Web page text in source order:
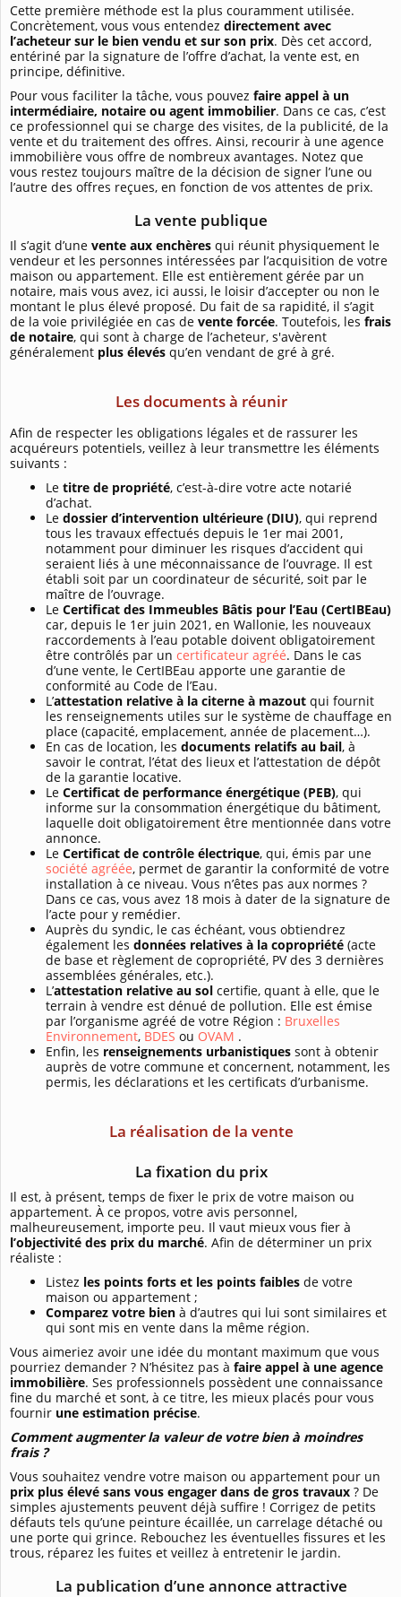
Cette première méthode est la plus couramment utilisée.
Concrètement, vous vous entendez directement avec
l’acheteur sur le bien vendu et sur son prix. Dès cet accord,
entériné par la signature de l’offre d’achat, la vente est, en
principe, définitive.
Pour vous faciliter la tâche, vous pouvez faire appel à un
intermédiaire, notaire ou agent immobilier. Dans ce cas, c’est
ce professionnel qui se charge des visites, de la publicité, de la
vente et du traitement des offres. Ainsi, recourir à une agence
immobilière vous offre de nombreux avantages. Notez que
vous restez toujours maître de la décision de signer l’une ou
l’autre des offres reçues, en fonction de vos attentes de prix.
La vente publique
Il s’agit d’une vente aux enchères qui réunit physiquement le
vendeur et les personnes intéressées par l’acquisition de votre
maison ou appartement. Elle est entièrement gérée par un
notaire, mais vous avez, ici aussi, le loisir d’accepter ou non le
montant le plus élevé proposé. Du fait de sa rapidité, il s’agit
de la voie privilégiée en cas de vente forcée. Toutefois, les frais
de notaire, qui sont à charge de l’acheteur, s'avèrent
généralement plus élevés qu’en vendant de gré à gré.
Les documents à réunir
Afin de respecter les obligations légales et de rassurer les
acquéreurs potentiels, veillez à leur transmettre les éléments
suivants :
Le titre de propriété, c’est-à-dire votre acte notarié
d’achat.
Le dossier d’intervention ultérieure (DIU), qui reprend
tous les travaux effectués depuis le 1er mai 2001,
notamment pour diminuer les risques d’accident qui
seraient liés à une méconnaissance de l’ouvrage. Il est
établi soit par un coordinateur de sécurité, soit par le
maître de l’ouvrage.
Le Certificat des Immeubles Bâtis pour l’Eau (CertIBEau)
car, depuis le 1er juin 2021, en Wallonie, les nouveaux
raccordements à l’eau potable doivent obligatoirement
être contrôlés par un certificateur agréé. Dans le cas
d’une vente, le CertIBEau apporte une garantie de
conformité au Code de l’Eau.
L’attestation relative à la citerne à mazout qui fournit
les renseignements utiles sur le système de chauffage en
place (capacité, emplacement, année de placement…).
En cas de location, les documents relatifs au bail, à
savoir le contrat, l’état des lieux et l’attestation de dépôt
de la garantie locative.
Le Certificat de performance énergétique (PEB), qui
informe sur la consommation énergétique du bâtiment,
laquelle doit obligatoirement être mentionnée dans votre
annonce.
Le Certificat de contrôle électrique, qui, émis par une
société agréée, permet de garantir la conformité de votre
installation à ce niveau. Vous n’êtes pas aux normes ?
Dans ce cas, vous avez 18 mois à dater de la signature de
l’acte pour y remédier.
Auprès du syndic, le cas échéant, vous obtiendrez
également les données relatives à la copropriété (acte
de base et règlement de copropriété, PV des 3 dernières
assemblées générales, etc.).
L’attestation relative au sol certifie, quant à elle, que le
terrain à vendre est dénué de pollution. Elle est émise
par l’organisme agréé de votre Région : Bruxelles
Environnement, BDES ou OVAM .
Enfin, les renseignements urbanistiques sont à obtenir
auprès de votre commune et concernent, notamment, les
permis, les déclarations et les certificats d’urbanisme.
La réalisation de la vente
La fixation du prix
Il est, à présent, temps de fixer le prix de votre maison ou
appartement. À ce propos, votre avis personnel,
malheureusement, importe peu. Il vaut mieux vous fier à
l’objectivité des prix du marché. Afin de déterminer un prix
réaliste :
Listez les points forts et les points faibles de votre
maison ou appartement ;
Comparez votre bien à d’autres qui lui sont similaires et
qui sont mis en vente dans la même région.
Vous aimeriez avoir une idée du montant maximum que vous
pourriez demander ? N’hésitez pas à faire appel à une agence
immobilière. Ses professionnels possèdent une connaissance
fine du marché et sont, à ce titre, les mieux placés pour vous
fournir une estimation précise.
Comment augmenter la valeur de votre bien à moindres
frais ?
Vous souhaitez vendre votre maison ou appartement pour un
prix plus élevé sans vous engager dans de gros travaux ? De
simples ajustements peuvent déjà suffire ! Corrigez de petits
défauts tels qu’une peinture écaillée, un carrelage détaché ou
une porte qui grince. Rebouchez les éventuelles fissures et les
trous, réparez les fuites et veillez à entretenir le jardin.
La publication d’une annonce attractive